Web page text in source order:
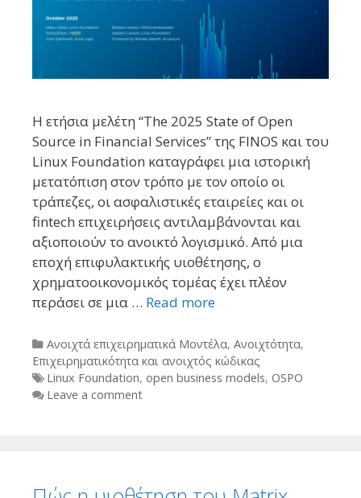
Η ετήσια μελέτη “The 2025 State of Open
Source in Financial Services” της FINOS και του
Linux Foundation καταγράφει μια ιστορική
μετατόπιση στον τρόπο με τον οποίο οι
τράπεζες, οι ασφαλιστικές εταιρείες και οι
fintech επιχειρήσεις αντιλαμβάνονται και
αξιοποιούν το ανοικτό λογισμικό. Από μια
εποχή επιφυλακτικής υιοθέτησης, ο
χρηματοοικονομικός τομέας έχει πλέον
περάσει σε μια … Read more
Categories
Ανοιχτά επιχειρηματικά Μοντέλα, Ανοιχτότητα,
Επιχειρηματικότητα και ανοιχτός κώδικας
Tags
Linux Foundation, open business models, OSPO
Leave a comment